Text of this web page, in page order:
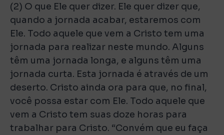
(2) O que Ele quer dizer. Ele quer dizer que,
quando a jornada acabar, estaremos com
Ele. Todo aquele que vem a Cristo tem uma
jornada para realizar neste mundo. Alguns
têm uma jornada longa, e alguns têm uma
jornada curta. Esta jornada é através de um
deserto. Cristo ainda ora para que, no final,
você possa estar com Ele. Todo aquele que
vem a Cristo tem suas doze horas para
trabalhar para Cristo. “Convém que eu faça